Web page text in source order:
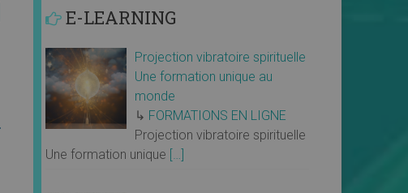
E-LEARNING
Projection vibratoire spirituelle
Une formation unique au
monde
↳ FORMATIONS EN LIGNE
Projection vibratoire spirituelle
Une formation unique […]